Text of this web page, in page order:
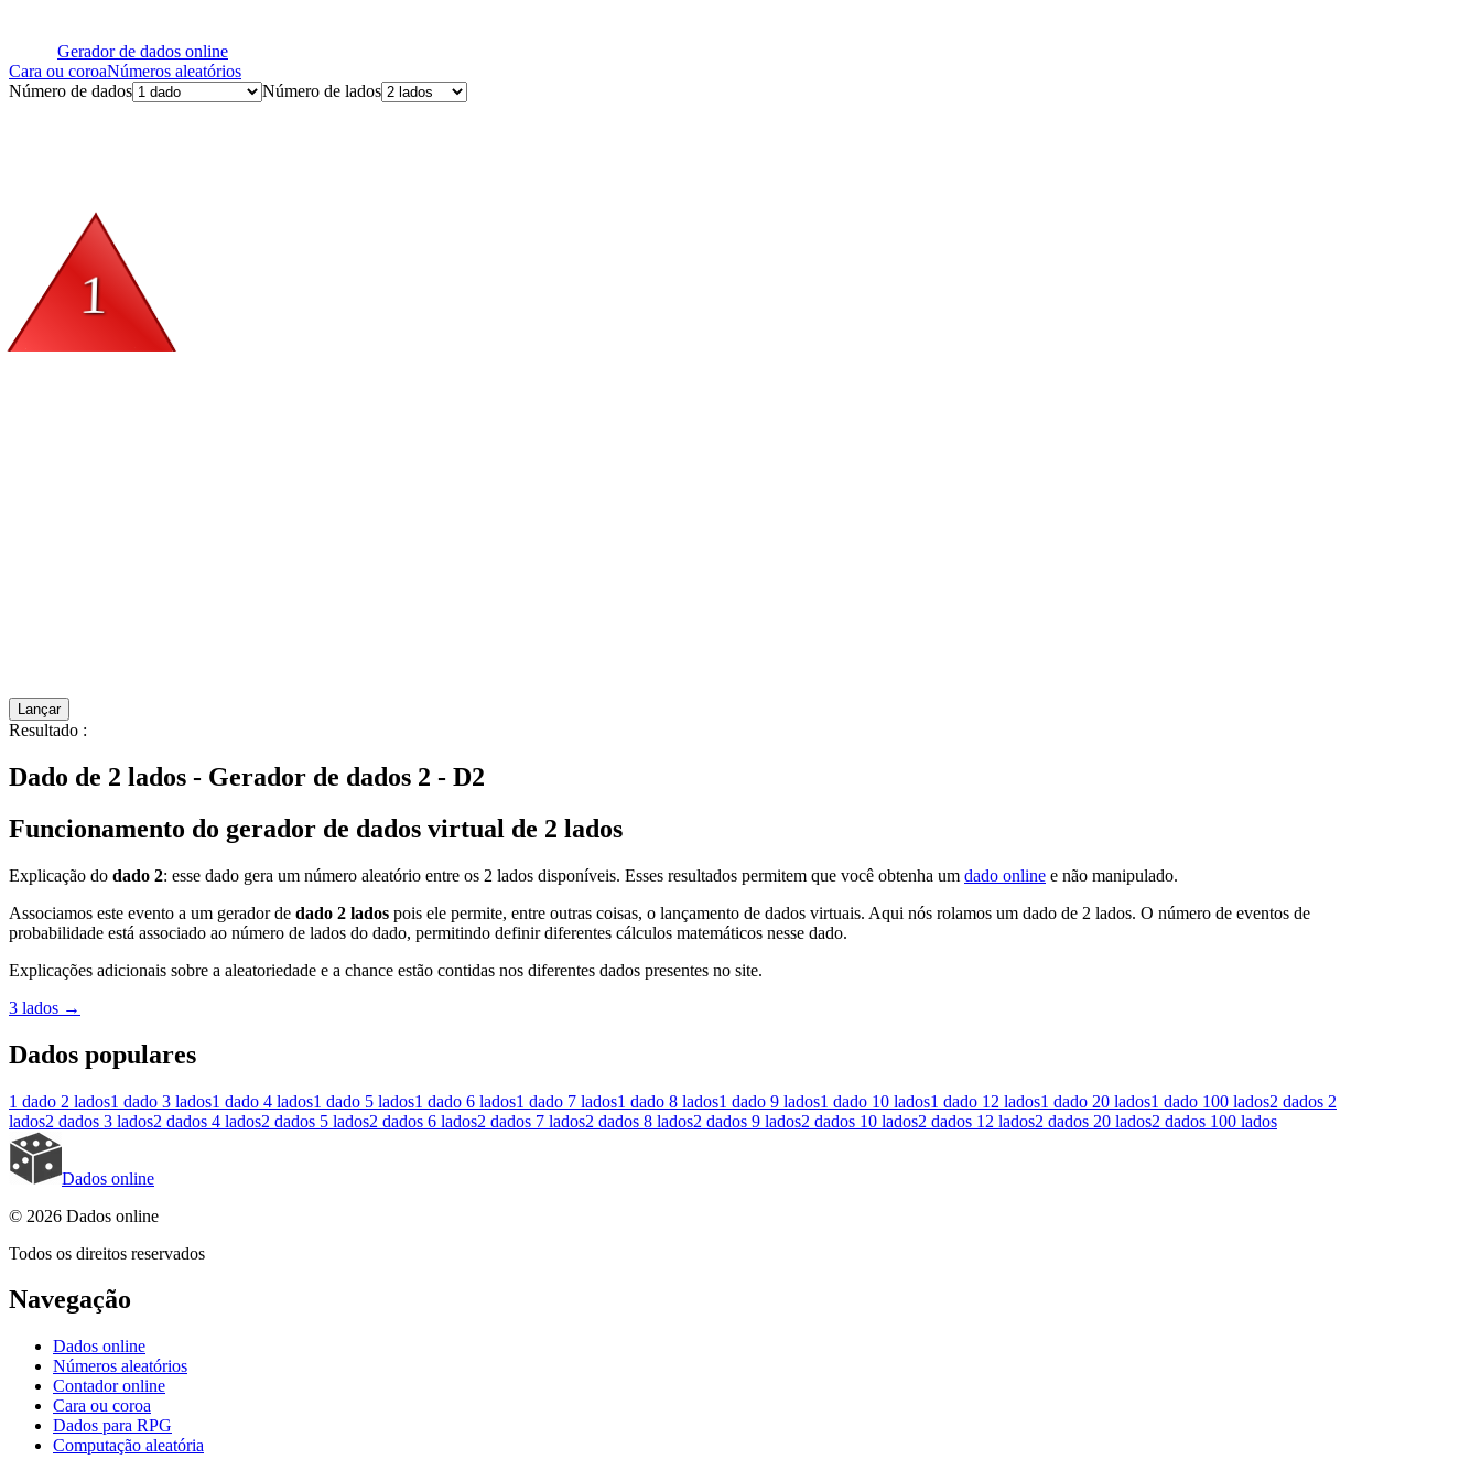
Gerador de dados online
Cara ou coroaNúmeros aleatórios
Número de dados
Número de lados
Lançar
Resultado :
Dado de 2 lados - Gerador de dados 2 - D2
Funcionamento do gerador de dados virtual de 2 lados
Explicação do dado 2: esse dado gera um número aleatório entre os 2 lados disponíveis. Esses resultados permitem que você obtenha um dado online e não manipulado.
Associamos este evento a um gerador de dado 2 lados pois ele permite, entre outras coisas, o lançamento de dados virtuais. Aqui nós rolamos um dado de 2 lados. O número de eventos de
probabilidade está associado ao número de lados do dado, permitindo definir diferentes cálculos matemáticos nesse dado.
Explicações adicionais sobre a aleatoriedade e a chance estão contidas nos diferentes dados presentes no site.
3 lados →
Dados populares
1 dado 2 lados1 dado 3 lados1 dado 4 lados1 dado 5 lados1 dado 6 lados1 dado 7 lados1 dado 8 lados1 dado 9 lados1 dado 10 lados1 dado 12 lados1 dado 20 lados1 dado 100 lados2 dados 2
lados2 dados 3 lados2 dados 4 lados2 dados 5 lados2 dados 6 lados2 dados 7 lados2 dados 8 lados2 dados 9 lados2 dados 10 lados2 dados 12 lados2 dados 20 lados2 dados 100 lados
Dados online
© 2026 Dados online
Todos os direitos reservados
Navegação
Dados online
Números aleatórios
Contador online
Cara ou coroa
Dados para RPG
Computação aleatória